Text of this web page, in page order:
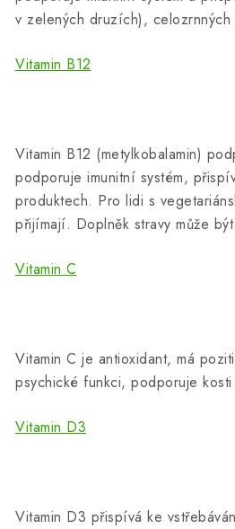
v zelených druzích),
Vitamin B12
Vitamin B12 (metylkobalamin)
podporuje imunitní systém,
produktech. Pro lidi s
přijímají. Doplněk stravy může
Vitamin C
Vitamin C je antioxidant, má
psychické funkci, podporuje
Vitamin D3
Vitamin D3 přispívá ke